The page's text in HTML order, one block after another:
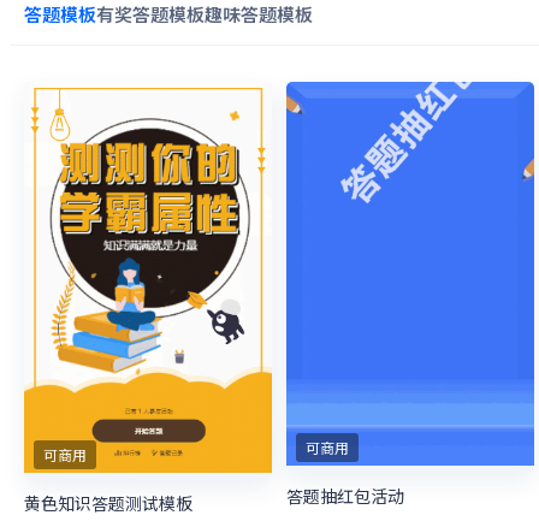
答题模板有奖答题模板趣味答题模板
可商用
黄色知识答题测试模板
可商用
答题抽红包活动